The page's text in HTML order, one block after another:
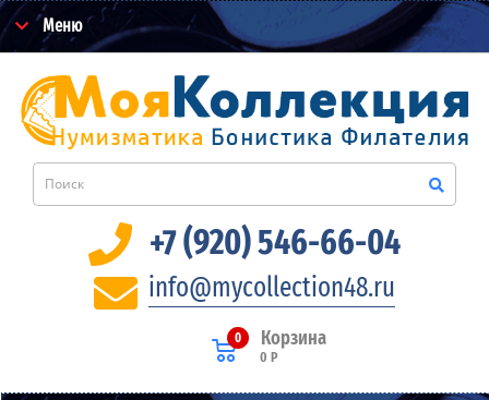
Меню
+7 (920) 546-66-04
info@mycollection48.ru
Корзина
0
0 Р